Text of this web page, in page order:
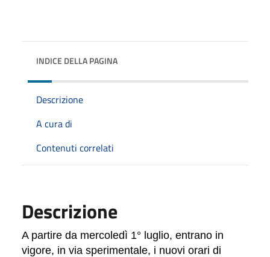
INDICE DELLA PAGINA
Descrizione
A cura di
Contenuti correlati
Descrizione
A partire da mercoledì 1° luglio, entrano in
vigore, in via sperimentale, i nuovi orari di